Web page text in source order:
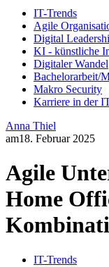
IT-Trends
Agile
Digital
KI - künstliche
Digitaler Wandel
Bachelorarbeit/
Makro Security
Karriere in der
Anna Thiel
am18. Februar 2025
Agile
Home
IT-Trends